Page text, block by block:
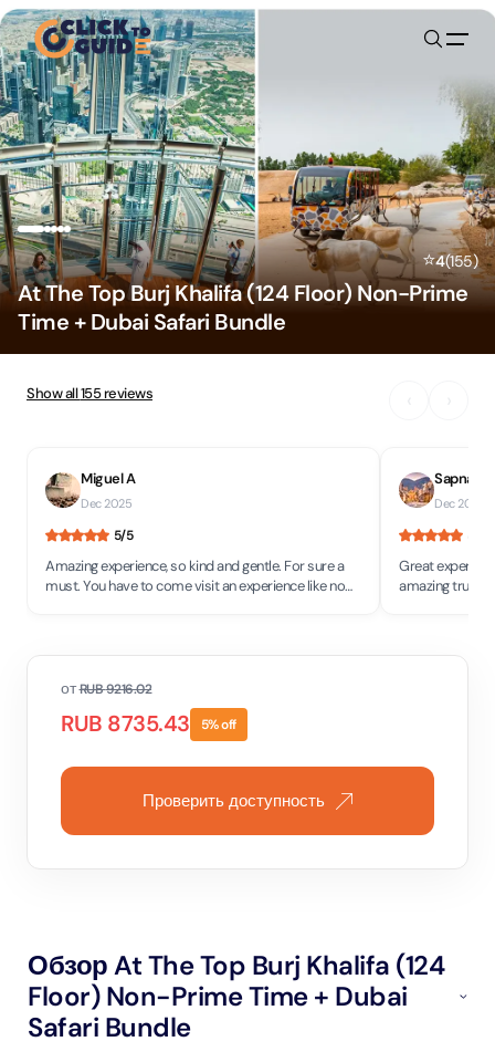
Skip to content
⭐4(155)
At The Top Burj Khalifa (124 Floor) Non-Prime
Time + Dubai Safari Bundle
Show all155reviews
Miguel A
Dec 2025
5/5
Amazing experience, so kind and gentle. For sure a
must. You have to come visit an experience like no
Sapna S
Dec 2025
Great
amazing truly
Обзор At The Top Burj Khalifa (124
Floor) Non-Prime Time + Dubai
Safari Bundle
отRUB9216.02
RUB 8735.43 5% off
Проверить доступность